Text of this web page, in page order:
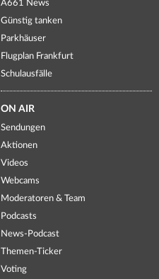
A661 News
Günstig tanken
Parkhäuser
Flugplan Frankfurt
Schulausfälle
ON AIR
Sendungen
Aktionen
Videos
Webcams
Moderatoren & Team
Podcasts
News-Podcast
Themen-Ticker
Voting